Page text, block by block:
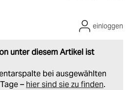
unter diesem Artikel ist
bei ausgewählten
– hier sind sie zu finden.
einloggen